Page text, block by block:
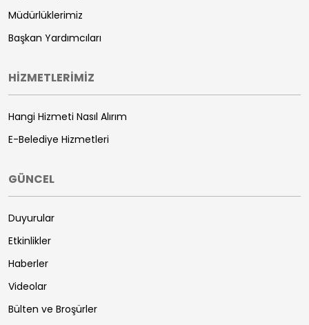
Müdürlüklerimiz
Başkan Yardımcıları
HİZMETLERİMİZ
Hangi Hizmeti Nasıl Alırım
E-Belediye Hizmetleri
GÜNCEL
Duyurular
Etkinlikler
Haberler
Videolar
Bülten ve Broşürler